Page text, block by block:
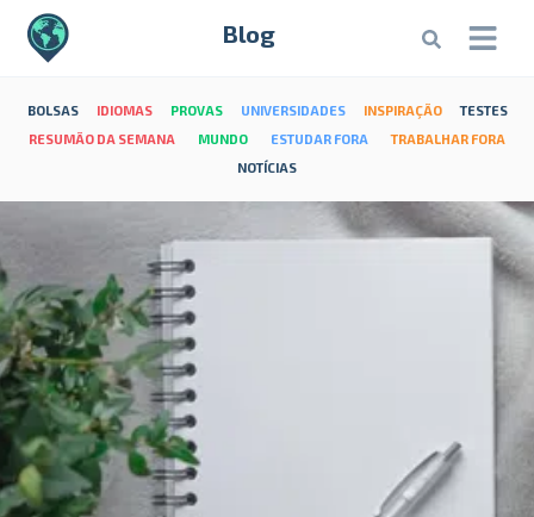
Blog
BOLSAS IDIOMAS PROVAS UNIVERSIDADES INSPIRAÇÃO
TESTES
RESUMÃO DA SEMANA
MUNDO ESTUDAR FORA
TRABALHAR FORA
NOTÍCIAS